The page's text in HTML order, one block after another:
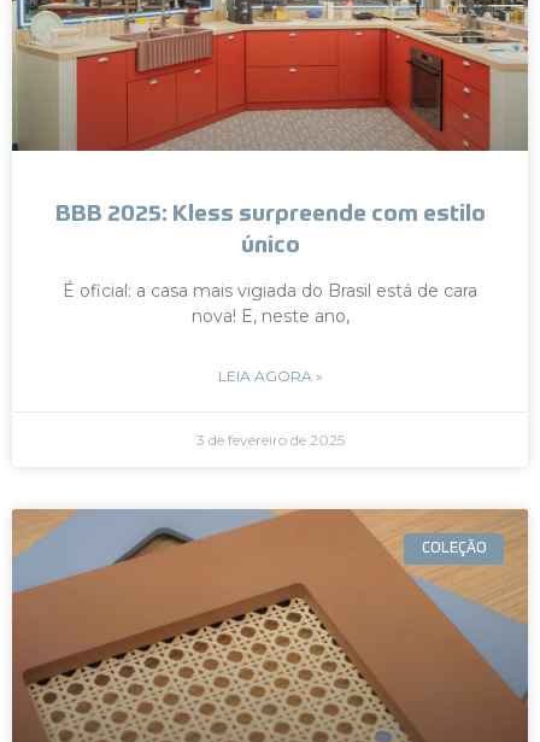
BBB 2025: Kless surpreende com estilo
único
É oficial: a casa mais vigiada do Brasil está de cara
nova! E, neste ano,
LEIA AGORA »
3 de fevereiro de 2025
COLEÇÃO